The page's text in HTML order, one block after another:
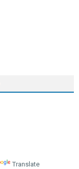
Translate